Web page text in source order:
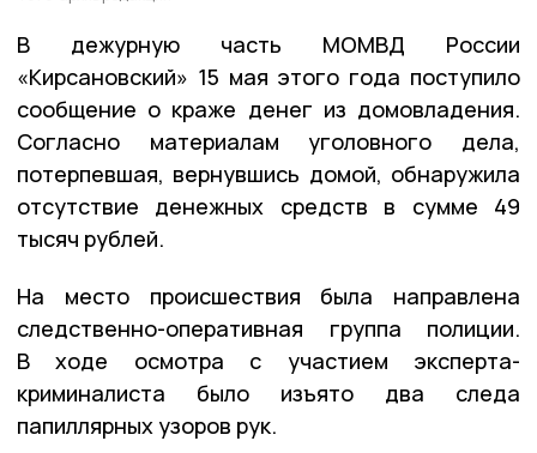
В дежурную часть МОМВД России
«Кирсановский» 15 мая этого года поступило
сообщение о краже денег из домовладения.
Согласно материалам уголовного дела,
потерпевшая, вернувшись домой, обнаружила
отсутствие денежных средств в сумме 49
тысяч рублей.
На место происшествия была направлена
следственно-оперативная группа полиции.
В ходе осмотра с участием эксперта-
криминалиста было изъято два следа
папиллярных узоров рук.